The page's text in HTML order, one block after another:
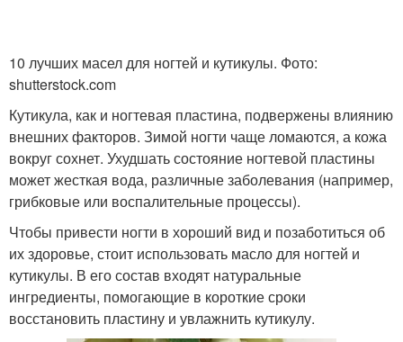
10 лучших масел для ногтей и кутикулы. Фото:
shutterstock.com
Кутикула, как и ногтевая пластина, подвержены влиянию
внешних факторов. Зимой ногти чаще ломаются, а кожа
вокруг сохнет. Ухудшать состояние ногтевой пластины
может жесткая вода, различные заболевания (например,
грибковые или воспалительные процессы).
Чтобы привести ногти в хороший вид и позаботиться об
их здоровье, стоит использовать масло для ногтей и
кутикулы. В его состав входят натуральные
ингредиенты, помогающие в короткие сроки
восстановить пластину и увлажнить кутикулу.